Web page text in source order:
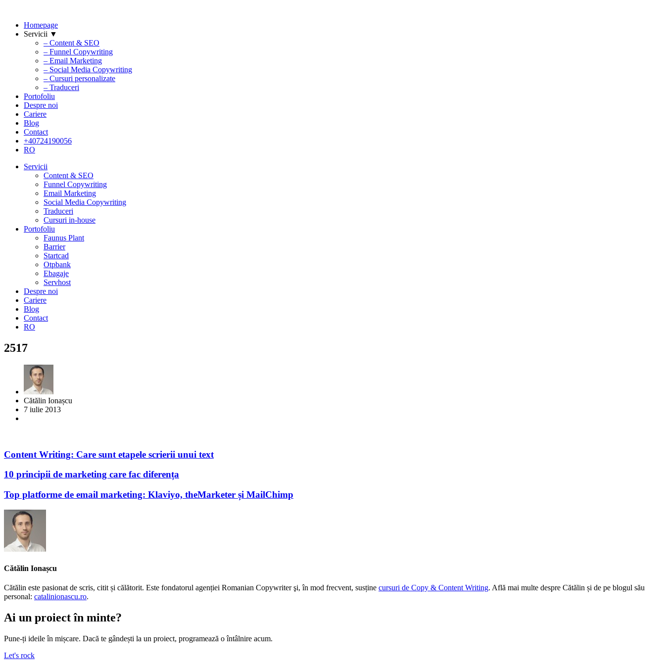
Homepage
Servicii ▼
– Content & SEO
– Funnel Copywriting
– Email Marketing
– Social Media Copywriting
– Cursuri personalizate
– Traduceri
Portofoliu
Despre noi
Cariere
Blog
Contact
+40724190056
RO
Servicii
Content & SEO
Funnel Copywriting
Email Marketing
Social Media Copywriting
Traduceri
Cursuri in-house
Portofoliu
Faunus Plant
Barrier
Startcad
Otpbank
Ebagaje
Servhost
Despre noi
Cariere
Blog
Contact
RO
2517
Cătălin Ionașcu
7 iulie 2013
Content Writing: Care sunt etapele scrierii unui text
10 principii de marketing care fac diferența
Top platforme de email marketing: Klaviyo, theMarketer și MailChimp
Cătălin Ionașcu
Cătălin este pasionat de scris, citit și călătorit. Este fondatorul agenției Romanian Copywriter şi, în mod frecvent, susține cursuri de Copy & Content Writing. Află mai multe despre Cătălin și de pe blogul său
personal: catalinionascu.ro.
Ai un proiect în minte?
Pune-ți ideile în mișcare. Dacă te gândești la un proiect, programează o întâlnire acum.
Let's rock